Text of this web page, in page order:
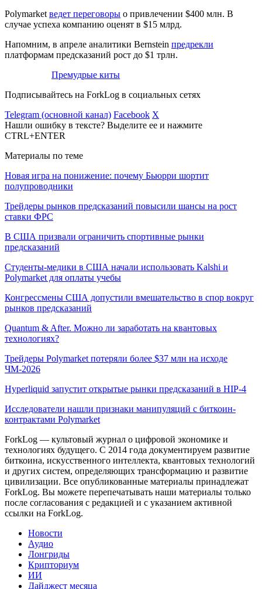
Polymarket ведет переговоры о привлечении $400 млн. В
случае успеха компанию оценят в $15 млрд.
Напомним, в апреле аналитики Bernstein предрекли
платформам предсказаний рост до $1 трлн.
Премудрые киты
Подписывайтесь на ForkLog в социальных сетях
Telegram (основной канал) Facebook X
Нашли ошибку в тексте? Выделите ее и нажмите
CTRL+ENTER
Материалы по теме
Новая игра на понижение: почему Бьюрри шортит
полупроводники
Трейдеры рынков предсказаний повысили шансы на рост
ставки ФРС
В США призвали ограничить спортивные рынки
предсказаний
Студенты-медики в США начали использовать Kalshi и
Polymarket для оплаты учебы
Конгрессмены США допустили вмешательство в спор вокруг
рынков предсказаний
Quantum & After. Можно ли заработать на квантовых
технологиях?
Трейдеры Polymarket потеряли более $37 млн на исходе
ЧМ-2026
Hyperliquid запустит открытые рынки предсказаний в HIP-4
Исследователи нашли признаки манипуляций с биткоин-
контрактами Polymarket
ForkLog — культовый журнал о цифровой экономике и
технологиях будущего. С 2014 года документируем развитие
биткоина, искусственного интеллекта, квантовых технологий
и других систем, определяющих трансформацию и развитие
цивилизации. Все опубликованные материалы принадлежат
ForkLog. Вы можете перепечатывать наши материалы только
после согласования с редакцией и с указанием активной
ссылки на ForkLog.
Новости
Аудио
Лонгриды
Крипториум
ИИ
Дайджест месяца